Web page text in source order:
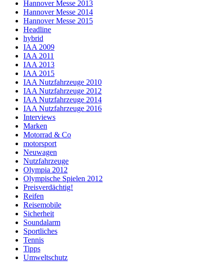
Hannover Messe 2013
Hannover Messe 2014
Hannover Messe 2015
Headline
hybrid
IAA 2009
IAA 2011
IAA 2013
IAA 2015
IAA Nutzfahrzeuge 2010
IAA Nutzfahrzeuge 2012
IAA Nutzfahrzeuge 2014
IAA Nutzfahrzeuge 2016
Interviews
Marken
Motorrad & Co
motorsport
Neuwagen
Nutzfahrzeuge
Olympia 2012
Olympische Spielen 2012
Preisverdächtig!
Reifen
Reisemobile
Sicherheit
Soundalarm
Sportliches
Tennis
Tipps
Umweltschutz